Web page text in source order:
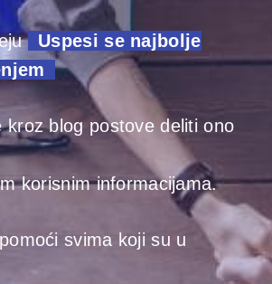
– Uspesi se najbolje
kroz blog postove deliti ono
korisnim informacijama.
svima koji su u